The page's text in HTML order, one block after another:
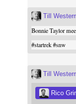
Till
Bonnie Taylor
#startrek #snw
Till
Rico